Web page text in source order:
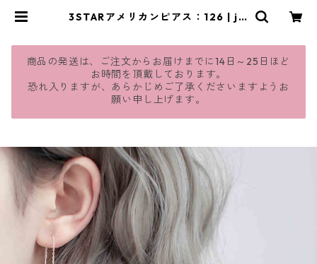
3STARアメリカンピアス：126 | jm
商品の発送は、ご注文からお届けまでに14日～25日ほど
お時間を頂戴しております。
恐れ入りますが、あらかじめご了承くださいますようお
願い申し上げます。